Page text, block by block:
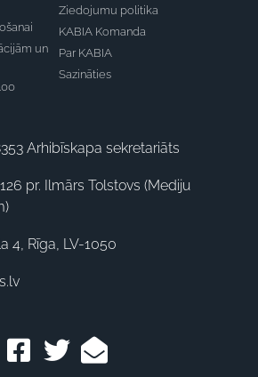
un
Ziedojumu politika
KABIA Komanda
Par KABIA
Sazināties
Arhibīskapa sekretariāts
pr. Ilmārs Tolstovs (Mediju
4, Rīga, LV-1050